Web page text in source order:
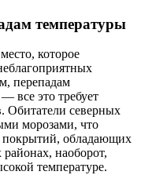
температуры
которое
перепадам
все это требует
Обитатели северных
морозами, что
покрытий, обладающих
наоборот,
температуре.